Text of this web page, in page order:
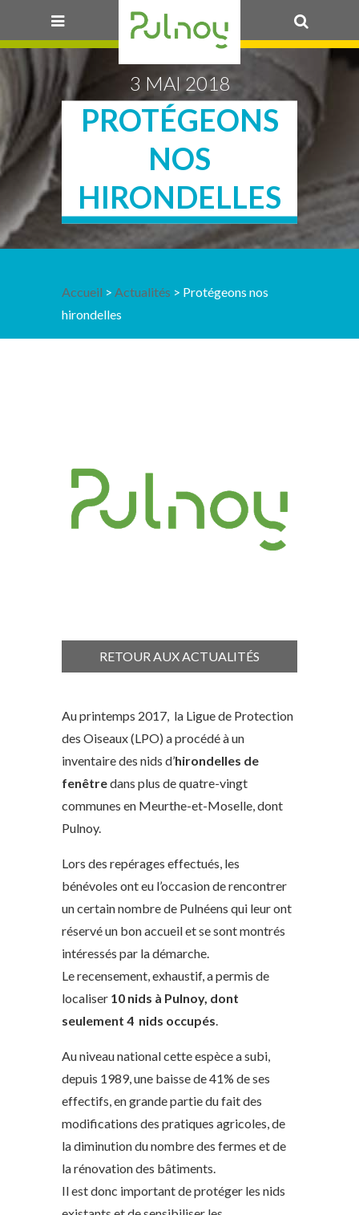
3 MAI 2018
PROTÉGEONS
NOS
HIRONDELLES
Accueil >Actualités > Protégeons nos
hirondelles
RETOUR AUX ACTUALITÉS
Au printemps 2017, la Ligue de Protection
des Oiseaux (LPO) a procédé à un
inventaire des nids d’hirondelles de
fenêtredans plus de quatre-vingt
communes en Meurthe-et-Moselle, dont
Pulnoy.
Lors des repérages effectués, les
bénévoles ont eu l’occasion de rencontrer
un certain nombre de Pulnéens qui leur ont
réservé un bon accueil et se sont montrés
intéressés par la démarche.
Le recensement, exhaustif, a permis de
localiser 10 nids à Pulnoy, dont
seulement 4 nids occupés.
Au niveau national cette espèce a subi,
depuis 1989, une baisse de 41% de ses
effectifs, en grande partie du fait des
modifications des pratiques agricoles, de
la diminution du nombre des fermes et de
la rénovation des bâtiments.
Il est donc important de protéger les nids